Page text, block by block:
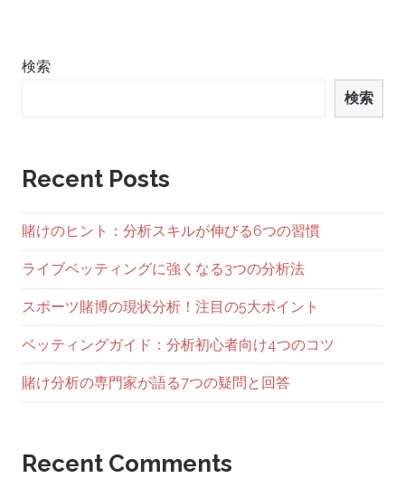
ー
ン
検索
検索
Recent Posts
賭けのヒント：分析スキルが伸びる6つの習慣
ライブベッティングに強くなる3つの分析法
スポーツ賭博の現状分析！注目の5大ポイント
ベッティングガイド：分析初心者向け4つのコツ
賭け分析の専門家が語る7つの疑問と回答
Recent Comments